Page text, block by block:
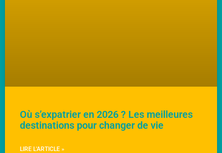
Où s’expatrier en 2026 ? Les meilleures
destinations pour changer de vie
LIRE L'ARTICLE »